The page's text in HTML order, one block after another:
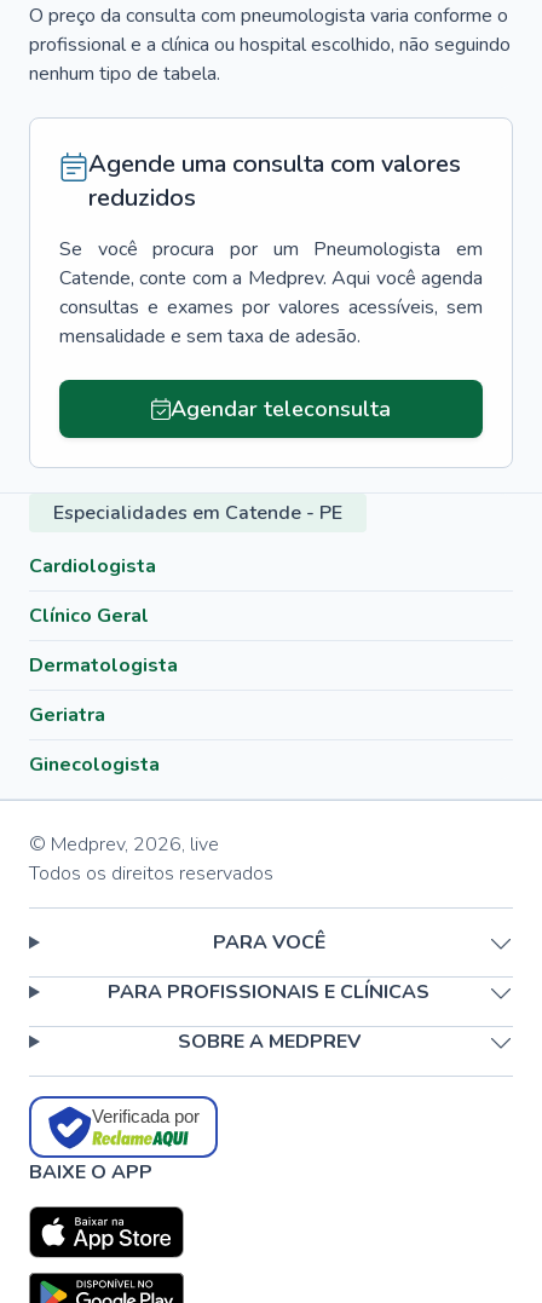
O preço da consulta com pneumologista varia conforme o
profissional e a clínica ou hospital escolhido, não seguindo
nenhum tipo de tabela.
Agende uma consulta com valores
reduzidos
Se você procura por um Pneumologista
em
Catende, conte com a Medprev. Aqui você agenda
consultas e exames por valores acessíveis, sem
mensalidade e sem taxa de adesão.
Agendar teleconsulta
Especialidades em Catende - PE
Cardiologista
Clínico Geral
Dermatologista
Geriatra
Ginecologista
© Medprev, 2026, live
Todos os direitos reservados
PARA VOCÊ
PARA PROFISSIONAIS E CLÍNICAS
SOBRE A MEDPREV
Verificada por
BAIXE O APP